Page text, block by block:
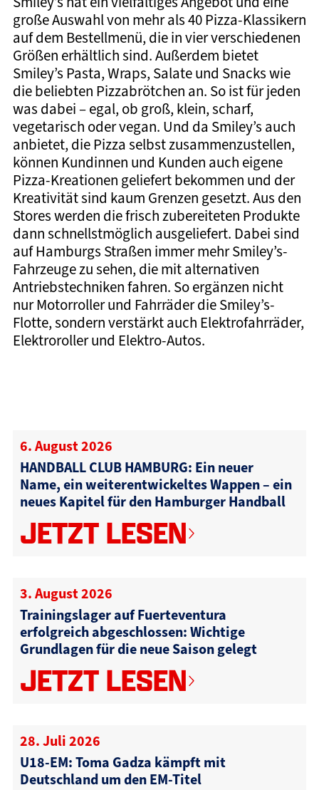
große Auswahl von mehr als 40 Pizza-Klassikern
auf dem Bestellmenü, die in vier verschiedenen
Größen erhältlich sind. Außerdem bietet
Smiley’s Pasta, Wraps, Salate und Snacks wie
die beliebten Pizzabrötchen an. So ist für jeden
was dabei – egal, ob groß, klein, scharf,
vegetarisch oder vegan. Und da Smiley’s auch
anbietet, die Pizza selbst zusammenzustellen,
können Kundinnen und Kunden auch eigene
Pizza-Kreationen geliefert bekommen und der
Kreativität sind kaum Grenzen gesetzt. Aus den
Stores werden die frisch zubereiteten Produkte
dann schnellstmöglich ausgeliefert. Dabei sind
auf Hamburgs Straßen immer mehr Smiley’s-
Fahrzeuge zu sehen, die mit alternativen
Antriebstechniken fahren. So ergänzen nicht
nur Motorroller und Fahrräder die Smiley’s-
Flotte, sondern verstärkt auch Elektrofahrräder,
Elektroroller und Elektro-Autos.
6. August 2026
HANDBALL CLUB HAMBURG: Ein neuer
Name, ein weiterentwickeltes Wappen – ein
neues Kapitel für den Hamburger Handball
JETZT LESEN
3. August 2026
Trainingslager auf Fuerteventura
erfolgreich abgeschlossen: Wichtige
Grundlagen für die neue Saison gelegt
JETZT LESEN
28. Juli 2026
U18-EM: Toma Gadza kämpft mit
Deutschland um den EM-Titel